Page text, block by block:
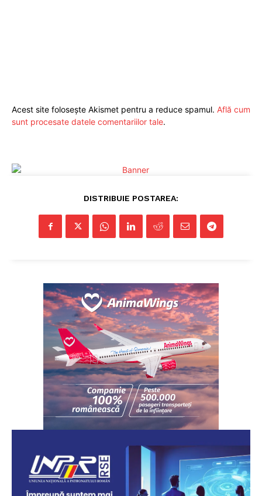
Pentru și mai mult conținut
ABONEAZĂ-TE ACUM
StirileMedia.ro
Despre noi
Contactați-ne
Fii reporter
Politica cookie-uri
Politica de Confidențialitate
Publicitate
Acest site folosește Akismet pentru a reduce spamul. Află cum
sunt procesate datele comentariilor tale.
DISTRIBUIE POSTAREA: